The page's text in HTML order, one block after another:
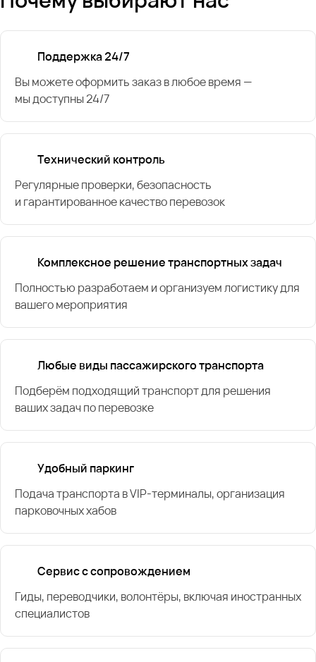
Поддержка 24/7
Вы можете оформить заказ в любое время —
мы доступны 24/7
Технический контроль
Регулярные проверки, безопасность
и гарантированное качество перевозок
Комплексное решение транспортных задач
Полностью разработаем и организуем логистику для
вашего мероприятия
Любые виды пассажирского транспорта
Подберём подходящий транспорт для решения
ваших задач по перевозке
Удобный паркинг
Подача транспорта в VIP-терминалы, организация
парковочных хабов
Сервис с сопровождением
Гиды, переводчики, волонтёры, включая иностранных
специалистов